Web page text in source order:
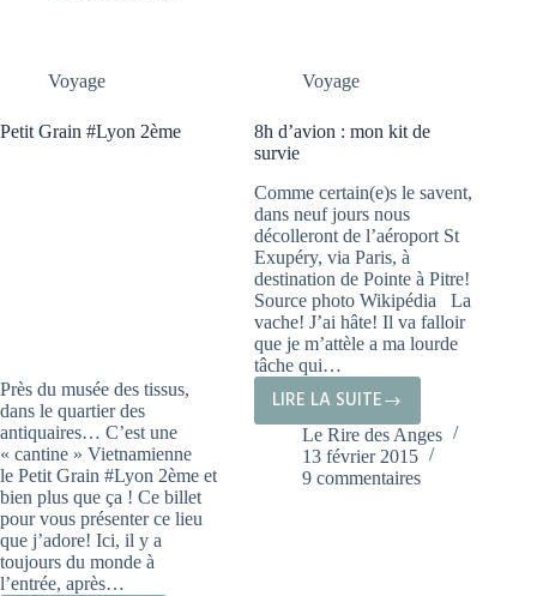
TERRE!
GWADA
2
8
ALLER…
Voyage
Petit Grain #Lyon 2ème
Près du musée des tissus,
dans le quartier des
antiquaires… C’est une
« cantine » Vietnamienne
le Petit Grain #Lyon 2ème et
bien plus que ça ! Ce billet
pour vous présenter ce lieu
que j’adore! Ici, il y a
toujours du monde à
l’entrée, après…
Voyage
8h d’avion : mon kit de
survie
Comme certain(e)s le savent,
dans neuf jours nous
décolleront de l’aéroport St
Exupéry, via Paris, à
destination de Pointe à Pitre!
Source photo Wikipédia La
vache! J’ai hâte! Il va falloir
que je m’attèle a ma lourde
tâche qui…
LIRE LA SUITE
8H
D’AVION
:
Le Rire des Anges
13 février 2015
9 commentaires